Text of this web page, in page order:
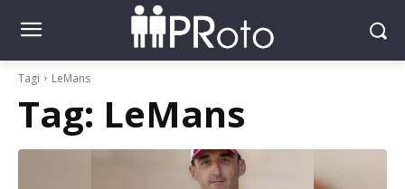
Tagi LeMans
Tag: LeMans